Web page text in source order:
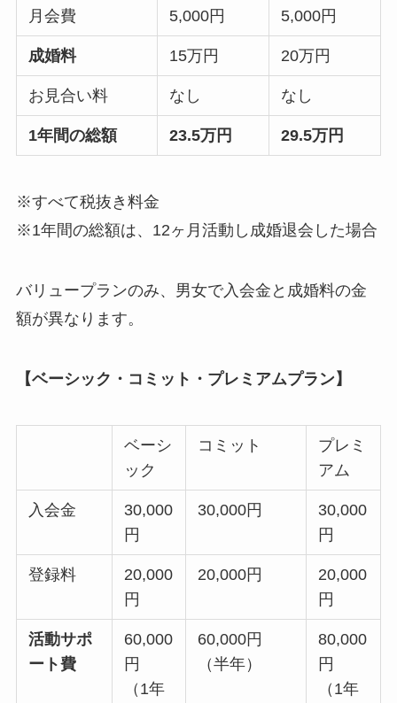
月会費 5,000円 5,000円
成婚料 15万円 20万円
お見合い料 なし なし
1年間の総額 23.5万円 29.5万円
※すべて税抜き料金
※1年間の総額は、12ヶ月活動し成婚退会した場合
バリュープランのみ、男女で入会金と成婚料の金
額が異なります。
【ベーシック・コミット・プレミアムプラン】
ベーシ
ック
コミット
プレミ
アム
入会金
30,000
円
30,000円
30,000
円
登録料
20,000
円
20,000円
20,000
円
活動サポ
ート費
60,000
円
（1年
60,000円
（半年）
80,000
円
（1年